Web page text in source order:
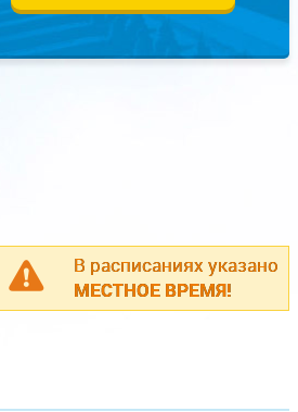
В расписаниях указано
МЕСТНОЕ ВРЕМЯ!